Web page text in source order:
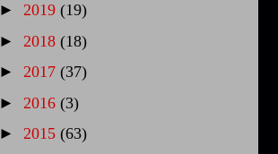
► 2019 (19)
► 2018 (18)
► 2017 (37)
► 2016 (3)
► 2015 (63)